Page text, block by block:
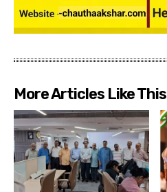
More Articles Like This